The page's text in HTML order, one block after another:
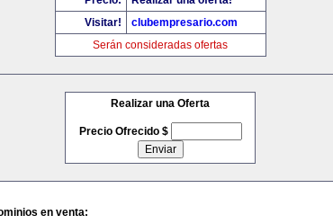
Visitar!
clubempresario.com
Serán consideradas ofertas
Realizar una Oferta
Precio Ofrecido $
en venta: